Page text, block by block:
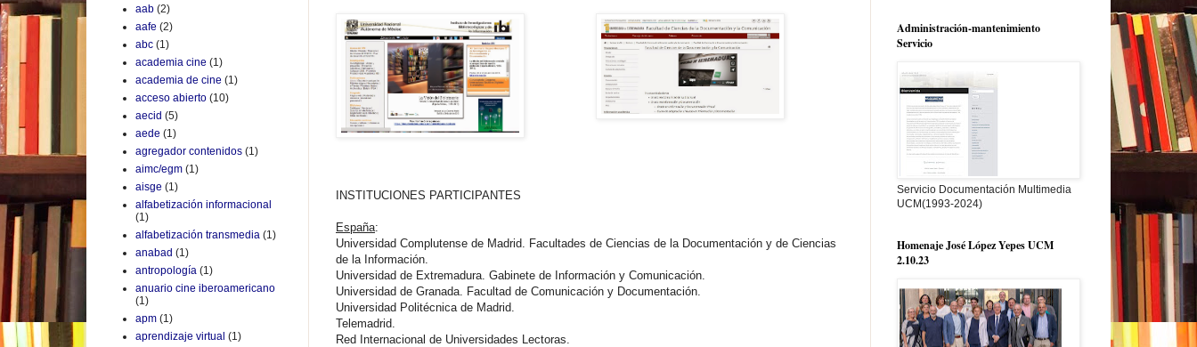
INSTITUCIONES PARTICIPANTES
España:
Universidad Complutense de Madrid. Facultades de Ciencias de la Documentación y de Ciencias
de la Información.
Universidad de Extremadura. Gabinete de Información y Comunicación.
Universidad de Granada. Facultad de Comunicación y Documentación.
Universidad Politécnica de Madrid.
Telemadrid.
Red Internacional de Universidades Lectoras.
aab (2)
aafe (2)
abc (1)
academia cine (1)
academia de cine (1)
acceso abierto (10)
aecid (5)
aede (1)
agregador contenidos (1)
aimc/egm (1)
aisge (1)
alfabetización informacional
(1)
alfabetización transmedia (1)
anabad (1)
antropología (1)
anuario cine iberoamericano
(1)
apm (1)
aprendizaje virtual (1)
Administración-mantenimiento
Servicio
Servicio Documentación Multimedia
UCM(1993-2024)
Homenaje José López Yepes UCM
2.10.23